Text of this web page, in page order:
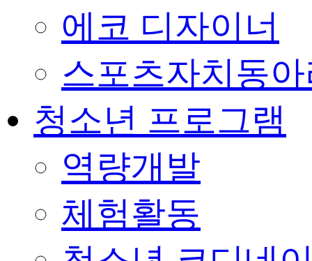
에코 디자이너
스포츠자치동
청소년 프로그램
역량개발
체험활동